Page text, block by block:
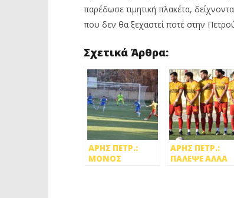
παρέδωσε τιμητική πλακέτα,
που δεν θα ξεχαστεί ποτέ στην
Σχετικά Άρθρα:
ΑΡΗΣ ΠΕΤΡ.:
ΜΟΝΟΣ
ΑΡΗΣ ΠΕΤΡ.:
ΠΑΛΕΨΕ ΑΛΛΑ